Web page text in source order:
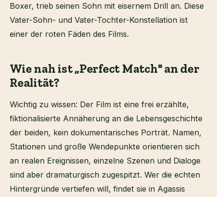
Boxer, trieb seinen Sohn mit eisernem Drill an. Diese
Vater-Sohn- und Vater-Tochter-Konstellation ist
einer der roten Fäden des Films.
Wie nah ist „Perfect Match" an der
Realität?
Wichtig zu wissen: Der Film ist eine frei erzählte,
fiktionalisierte Annäherung an die Lebensgeschichte
der beiden, kein dokumentarisches Porträt. Namen,
Stationen und große Wendepunkte orientieren sich
an realen Ereignissen, einzelne Szenen und Dialoge
sind aber dramaturgisch zugespitzt. Wer die echten
Hintergründe vertiefen will, findet sie in Agassis